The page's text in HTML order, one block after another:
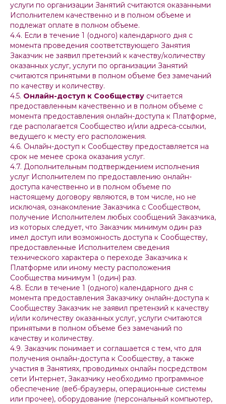
услуги по организации Занятий считаются оказанными
Исполнителем качественно и в полном объеме и
подлежат оплате в полном объеме.
4.4. Если в течение 1 (одного) календарного дня с
момента проведения соответствующего Занятия
Заказчик не заявил претензий к качеству/количеству
оказанных услуг, услуги по организации Занятий
считаются принятыми в полном объеме без замечаний
по качеству и количеству.
4.5. Онлайн-доступ к Сообществу считается
предоставленным качественно и в полном объеме с
момента предоставления онлайн-доступа к Платформе,
где располагается Сообщество и/или адреса-ссылки,
ведущего к месту его расположения.
4.6. Онлайн-доступ к Сообществу предоставляется на
срок не менее срока оказания услуг.
4.7. Дополнительным подтверждением исполнения
услуг Исполнителем по предоставлению онлайн-
доступа качественно и в полном объеме по
настоящему договору являются, в том числе, но не
исключая, ознакомление Заказчика с Сообществом,
получение Исполнителем любых сообщений Заказчика,
из которых следует, что Заказчик минимум один раз
имел доступ или возможность доступа к Сообществу,
предоставленные Исполнителем сведения
технического характера о переходе Заказчика к
Платформе или иному месту расположения
Сообщества минимум 1 (один) раз.
4.8. Если в течение 1 (одного) календарного дня с
момента предоставления Заказчику онлайн-доступа к
Сообществу Заказчик не заявил претензий к качеству
и/или количеству оказанных услуг, услуги считаются
принятыми в полном объеме без замечаний по
качеству и количеству.
4.9. Заказчик понимает и соглашается с тем, что для
получения онлайн-доступа к Сообществу, а также
участия в Занятиях, проводимых онлайн посредством
сети Интернет, Заказчику необходимо программное
обеспечение (веб-браузеры, операционные системы
или прочее), оборудование (персональный компьютер,